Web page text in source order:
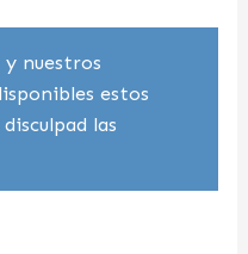
y nuestros
estos
las